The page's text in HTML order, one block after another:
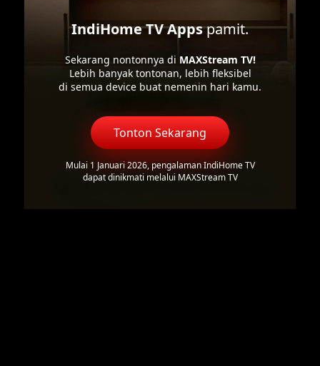
IndiHome TV Appspamit.
Sekarang nontonnya di MAXStream TV!
Lebih banyak tontonan, lebih fleksibel
di semua device buat nemenin hari kamu.
Tonton Sekarang
Mulai 1 Januari 2026, pengalaman IndiHome TV
dapat dinikmati melalui MAXStream TV